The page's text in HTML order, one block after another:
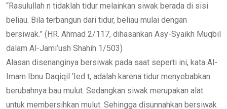
“Rasulullah n tidaklah tidur melainkan siwak berada di sisi
beliau. Bila terbangun dari tidur, beliau mulai dengan
bersiwak.” (HR. Ahmad 2/117, dihasankan Asy-Syaikh Muqbil
dalam Al-Jami’ush Shahih 1/503)
Alasan disenanginya bersiwak pada saat seperti ini, kata Al-
Imam Ibnu Daqiqil ‘Ied t, adalah karena tidur menyebabkan
berubahnya bau mulut. Sedangkan siwak merupakan alat
untuk membersihkan mulut. Sehingga disunnahkan bersiwak